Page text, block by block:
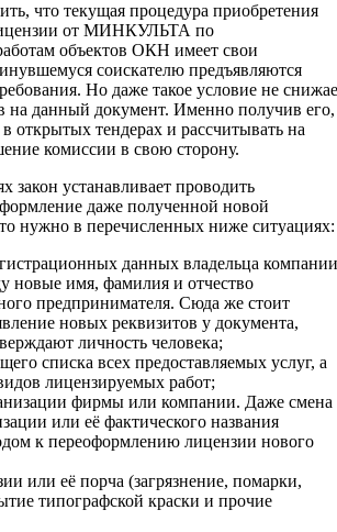
что текущая процедура приобретения
от МИНКУЛЬТА по
объектов ОКН имеет свои
соискателю предъявляются
Но даже такое условие не
на данный документ. Именно получив его,
открытых тендерах и рассчитывать на
комиссии в свою сторону.
закон устанавливает проводить
даже полученной новой
нужно в перечисленных ниже ситуациях:
данных владельца
новые имя, фамилия и отчество
предпринимателя. Сюда же стоит
новых реквизитов у документа,
личность человека;
списка всех предоставляемых услуг, а
лицензируемых работ;
фирмы или компании. Даже смена
или её фактического названия
к переоформлению лицензии нового
или её порча (загрязнение, помарки,
типографской краски и прочие